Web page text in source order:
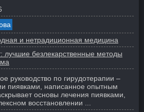
и нетрадиционная медицина
лучшие безлекарственные методы
руководство по гирудотерапии –
пиявками, написанное опытным
основы лечения пиявками,
восстановлении ...